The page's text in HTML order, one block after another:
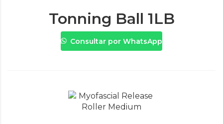
Tonning Ball 1LB
Consultar por WhatsApp